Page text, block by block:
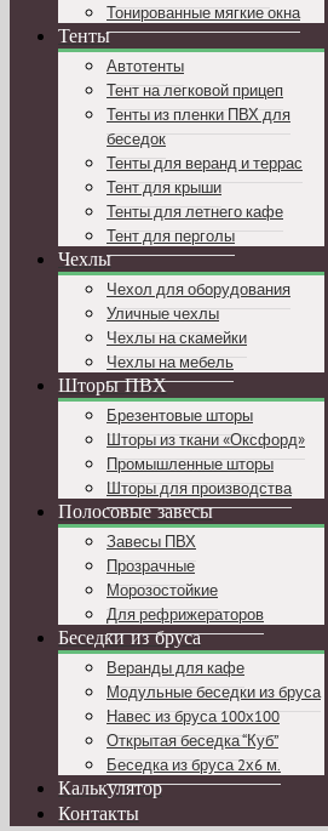
Тонированные мягкие окна
Тенты
Автотенты
Тент на легковой прицеп
Тенты из пленки ПВХ для
беседок
Тенты для веранд и террас
Тент для крыши
Тенты для летнего кафе
Тент для перголы
Чехлы
Чехол для оборудования
Уличные чехлы
Чехлы на скамейки
Чехлы на мебель
Шторы ПВХ
Брезентовые шторы
Шторы из ткани «Оксфорд»
Промышленные шторы
Шторы для производства
Полосовые завесы
Завесы ПВХ
Прозрачные
Морозостойкие
Для рефрижераторов
Беседки из бруса
Веранды для кафе
Модульные беседки из бруса
Навес из бруса 100х100
Открытая беседка “Куб”
Беседка из бруса 2х6 м.
Калькулятор
Контакты